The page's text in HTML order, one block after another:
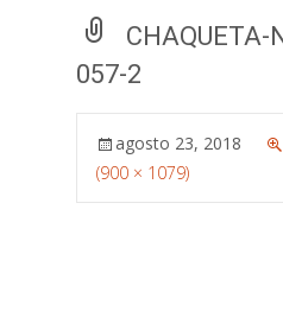
CHAQUETA-
057-2
agosto 23, 2018
(900 × 1079)